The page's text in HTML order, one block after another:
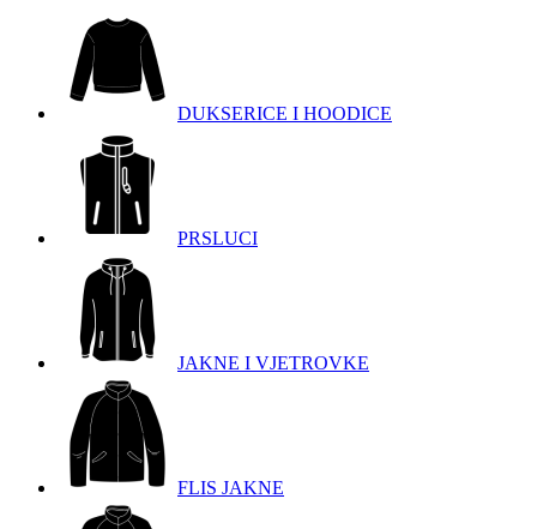
DUKSERICE I HOODICE
PRSLUCI
JAKNE I VJETROVKE
FLIS JAKNE